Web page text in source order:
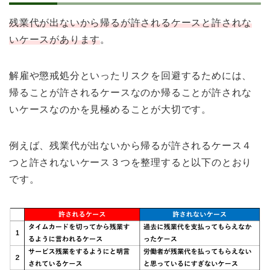
残業代が出ないから帰るが許されるケースと許されな
いケースがあります。
解雇や懲戒処分といったリスクを回避するためには、
帰ることが許されるケースなのか帰ることが許されな
いケースなのかを見極めることが大切です。
例えば、残業代が出ないから帰るが許されるケース４
つと許されないケース３つを整理すると以下のとおり
です。